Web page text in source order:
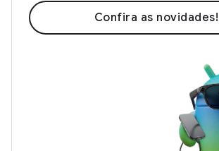
Confira as novidades!